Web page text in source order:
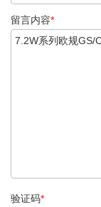
留言内容*
验证码*